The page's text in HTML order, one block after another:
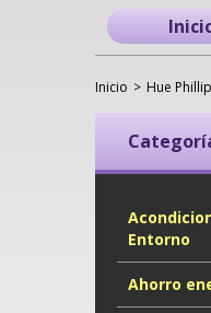
Inicio > Hue
Entorno
Ahorro